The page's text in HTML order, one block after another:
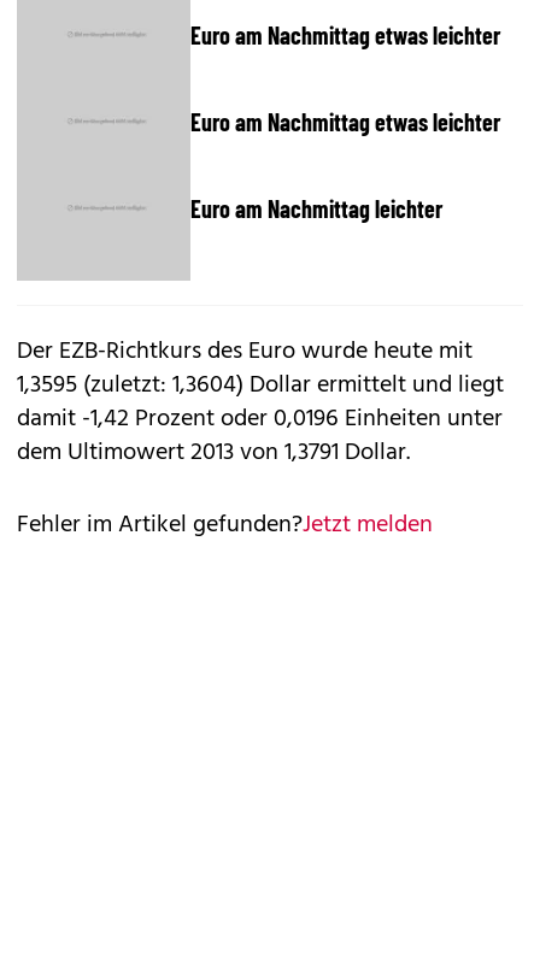
Euro am Nachmittag etwas leichter
Euro am Nachmittag etwas leichter
Euro am Nachmittag leichter
Der EZB-Richtkurs des Euro wurde heute mit
1,3595 (zuletzt: 1,3604) Dollar ermittelt und liegt
damit -1,42 Prozent oder 0,0196 Einheiten unter
dem Ultimowert 2013 von 1,3791 Dollar.
Fehler im Artikel gefunden?Jetzt melden